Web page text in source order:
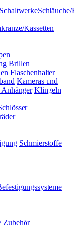
SchaltwerkeSchläuche/
Kassetten
Brillen
Flaschenhalter
Kameras und
Klingeln
Schmierstoffe
Zubehör